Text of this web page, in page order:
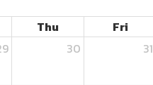
Thu Fri
30 31